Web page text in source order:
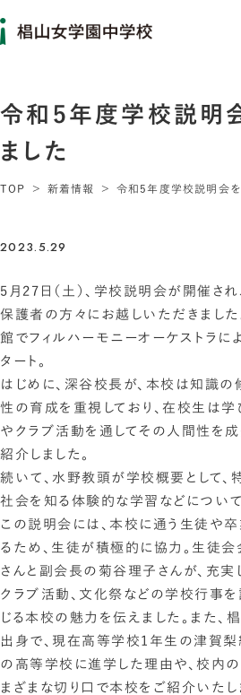
令和5年度学校説明
ました
TOP 新着情報 令和5年度学校説明会を
2023.5.29
5月27日（土）、学校説明会が開催さ
保護者の方々にお越しいただきました
館でフィルハーモニーオーケストラに
タート。
はじめに、深谷校長が、本校は知識の
性の育成を重視しており、在校生は
やクラブ活動を通してその人間性を成
紹介しました。
続いて、水野教頭が学校概要として、
社会を知る体験的な学習などについて
この説明会には、本校に通う生徒や
るため、生徒が積極的に協力。生徒会
さんと副会長の菊谷理子さんが、充
クラブ活動、文化祭などの学校行事を
じる本校の魅力を伝えました。また、
出身で、現在高等学校1年生の津賀梨
の高等学校に進学した理由や、校内の
まざまな切り口で本校をご紹介いたし